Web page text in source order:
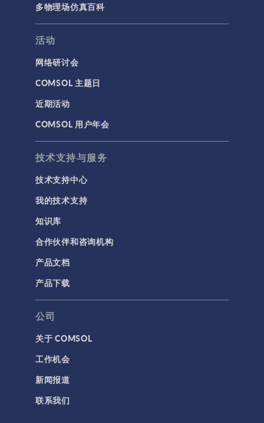
多物理场仿真百科
活动
网络研讨会
COMSOL 主题日
近期活动
COMSOL 用户年会
技术支持与服务
技术支持中心
我的技术支持
知识库
合作伙伴和咨询机构
产品文档
产品下载
公司
关于 COMSOL
工作机会
新闻报道
联系我们